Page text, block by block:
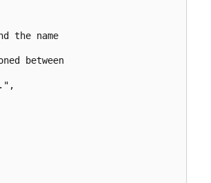
the name
between